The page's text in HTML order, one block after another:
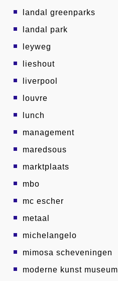
landal greenparks
landal park
leyweg
lieshout
liverpool
louvre
lunch
management
maredsous
marktplaats
mbo
mc escher
metaal
michelangelo
mimosa scheveningen
moderne kunst museum